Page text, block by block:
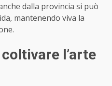
dalla provincia si può
mantenendo viva la
l’arte